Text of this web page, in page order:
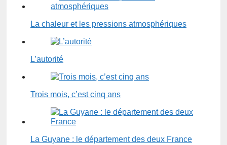
La chaleur et les pressions atmosphériques
L’autorité
Trois mois, c’est cinq ans
La Guyane : le département des deux France